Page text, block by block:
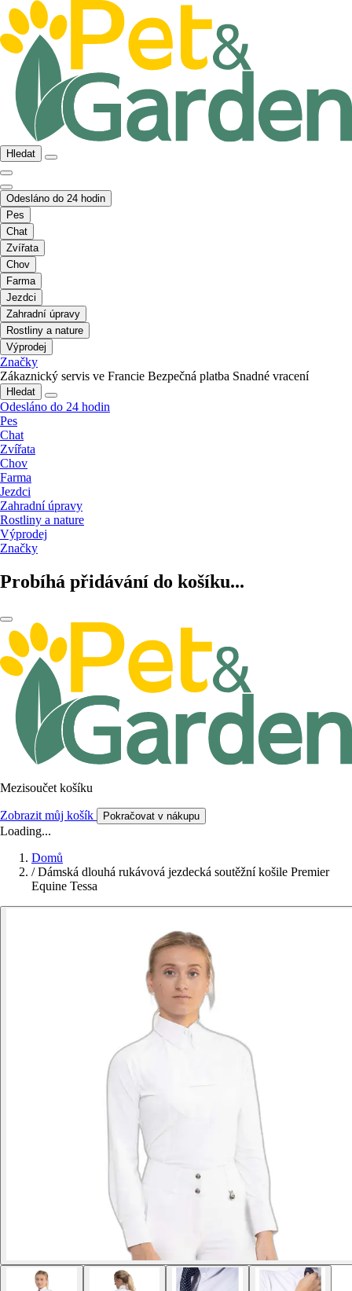
Hledat
Odesláno do 24 hodin
Pes
Chat
Zvířata
Chov
Farma
Jezdci
Zahradní úpravy
Rostliny a nature
Výprodej
Značky
Zákaznický servis ve Francie Bezpečná platba Snadné vracení
Hledat
Odesláno do 24 hodin
Pes
Chat
Zvířata
Chov
Farma
Jezdci
Zahradní úpravy
Rostliny a nature
Výprodej
Značky
Probíhá přidávání do košíku...
Mezisoučet košíku
Zobrazit můj košík Pokračovat v nákupu
Loading...
Domů
/ Dámská dlouhá rukávová jezdecká soutěžní košile Premier
Equine Tessa